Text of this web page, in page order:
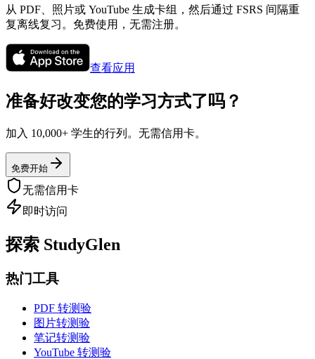
从 PDF、照片或 YouTube 生成卡组，然后通过 FSRS 间隔重
复离线复习。免费使用，无需注册。
查看应用
准备好改变您的学习方式了吗？
加入 10,000+ 学生的行列。无需信用卡。
免费开始
无需信用卡
即时访问
探索 StudyGlen
热门工具
PDF 转测验
图片转测验
笔记转测验
YouTube 转测验